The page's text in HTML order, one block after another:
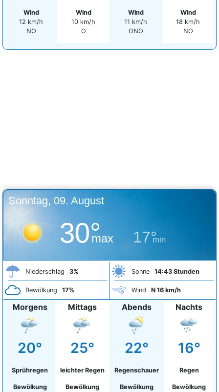
Wind
12 km/h
NO
Wind
10 km/h
O
Wind
11 km/h
ONO
Wind
18 km/h
NO
Sonntag, 09. August
30°
max 17°
min
Niederschlag 3%
Bewölkung 17%
Sonne 14:43 Stunden
Wind N 16 km/h
Morgens
20°
Sprühregen
Bewölkung
Mittags
25°
leichter Regen
Bewölkung
Abends
22°
Regenschauer
Bewölkung
Nachts
16°
Regen
Bewölkung